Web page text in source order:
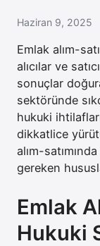
Haziran 9, 2025
Emlak alım-
alıcılar ve
sonuçlar
sektöründe
hukuki
dikkatlice
alım-
gereken
Emlak
Hukuki